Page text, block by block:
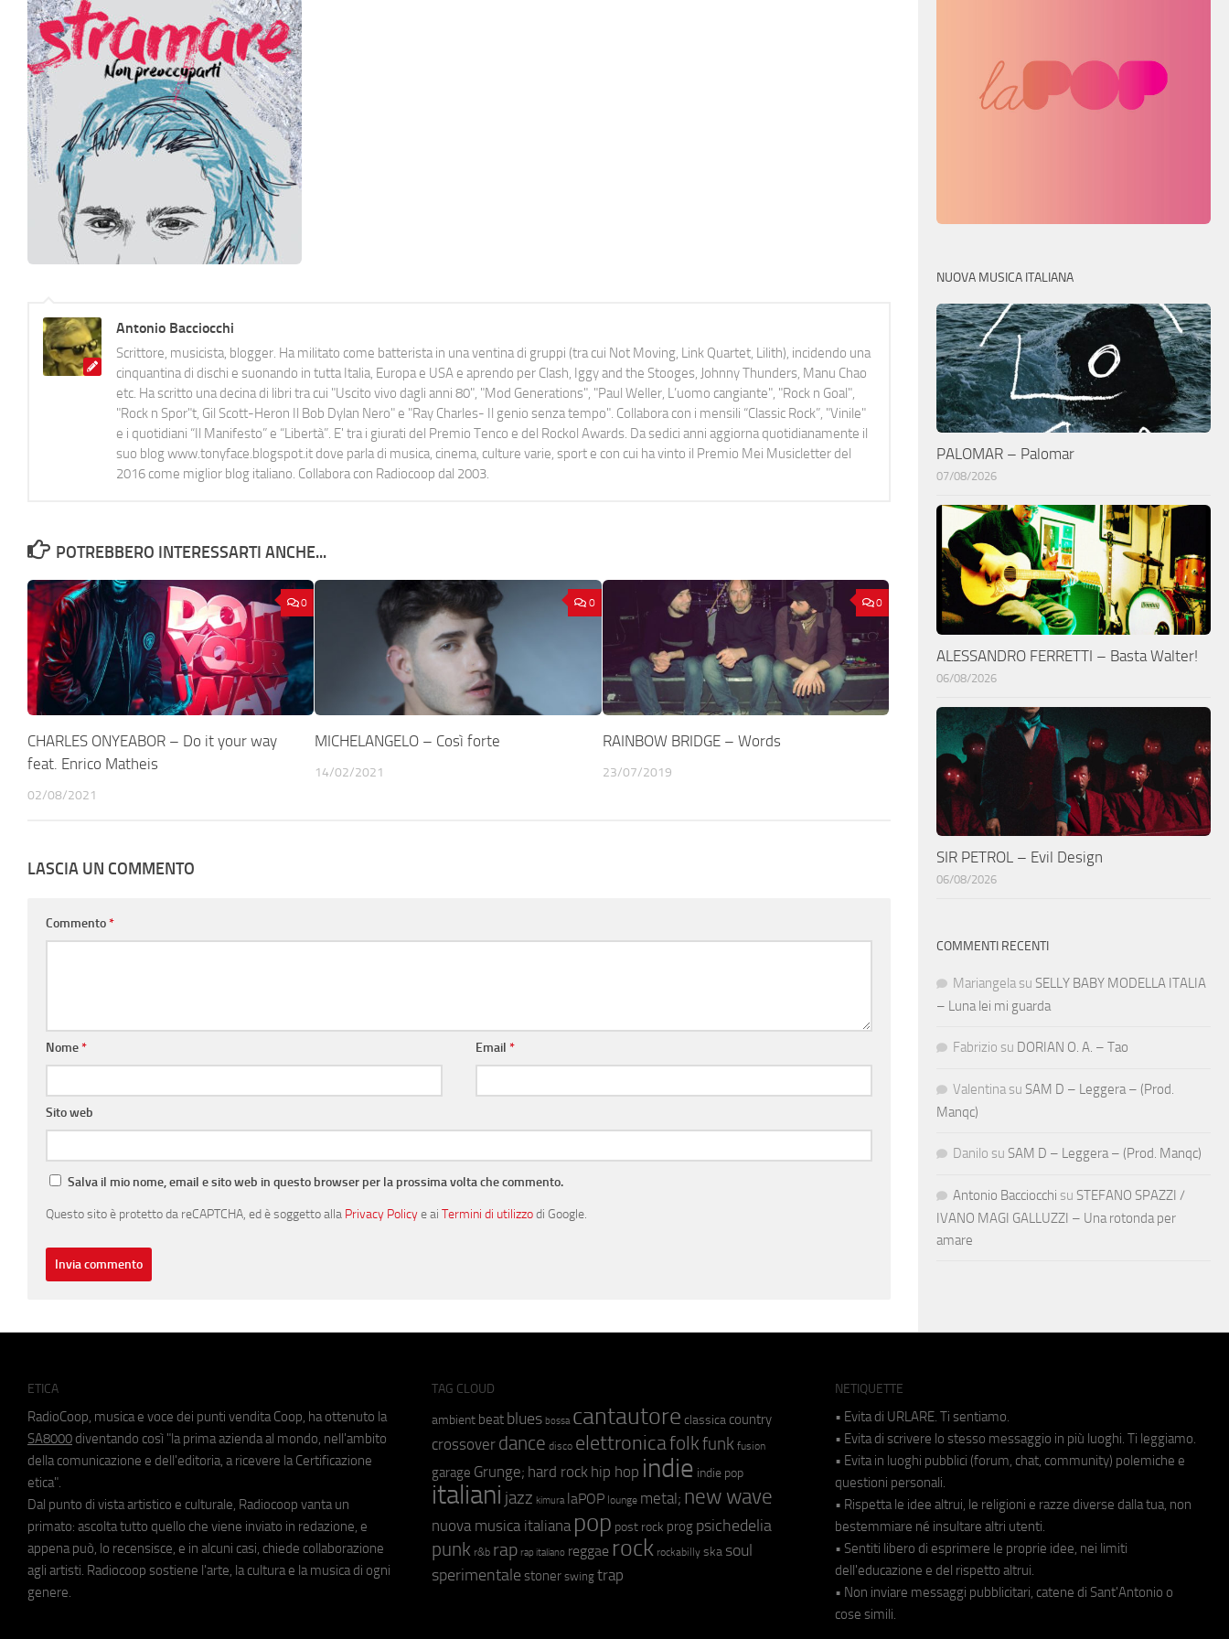
Antonio Bacciocchi
Scrittore, musicista, blogger. Ha militato come batterista in una ventina di gruppi (tra cui Not Moving, Link Quartet, Lilith), incidendo una
cinquantina di dischi e suonando in tutta Italia, Europa e USA e aprendo per Clash, Iggy and the Stooges, Johnny Thunders, Manu Chao
etc. Ha scritto una decina di libri tra cui "Uscito vivo dagli anni 80", "Mod Generations", "Paul Weller, L’uomo cangiante", "Rock n Goal",
"Rock n Spor"t, Gil Scott-Heron Il Bob Dylan Nero" e "Ray Charles- Il genio senza tempo". Collabora con i mensili “Classic Rock”, "Vinile"
e i quotidiani “Il Manifesto” e “Libertà”. E' tra i giurati del Premio Tenco e del Rockol Awards. Da sedici anni aggiorna quotidianamente il
suo blog www.tonyface.blogspot.it dove parla di musica, cinema, culture varie, sport e con cui ha vinto il Premio Mei Musicletter del
2016 come miglior blog italiano. Collabora con Radiocoop dal 2003.
POTREBBERO INTERESSARTI ANCHE...
0
CHARLES ONYEABOR – Do it your way
feat. Enrico Matheis
02/08/2021
0
MICHELANGELO – Così forte
14/02/2021
0
RAINBOW BRIDGE – Words
23/07/2019
LASCIA UN COMMENTO
Commento*
Nome* Email*
Sito web
Salva il mio nome, email e sito web in questo browser per la prossima volta che commento.
Questo sito è protetto da reCAPTCHA, ed è soggetto alla Privacy Policye ai Termini di utilizzodi Google.
NUOVA MUSICA ITALIANA
PALOMAR – Palomar
07/08/2026
ALESSANDRO FERRETTI – Basta Walter!
06/08/2026
SIR PETROL – Evil Design
06/08/2026
COMMENTI RECENTI
Mariangela su SELLY BABY MODELLA ITALIA
– Luna lei mi guarda
Fabrizio su DORIAN O. A. – Tao
Valentina su SAM D – Leggera – (Prod.
Manqc)
Danilo su SAM D – Leggera – (Prod. Manqc)
Antonio Bacciocchi su STEFANO SPAZZI /
IVANO MAGI GALLUZZI – Una rotonda per
amare
ETICA
RadioCoop, musica e voce dei punti vendita Coop, ha ottenuto la
SA8000 diventando così "la prima azienda al mondo, nell'ambito
della comunicazione e dell'editoria, a ricevere la Certificazione
etica".
Dal punto di vista artistico e culturale, Radiocoop vanta un
primato: ascolta tutto quello che viene inviato in redazione, e
appena può, lo recensisce, e in alcuni casi, chiede collaborazione
agli artisti. Radiocoop sostiene l'arte, la cultura e la musica di ogni
genere.
TAG CLOUD
ambient beat blues bossa cantautore classica country
crossover dance disco elettronicafolkfunk fusion
garage Grunge; hard rock hip hop indie indie pop
italiani jazz kimura laPOP lounge metal; new wave
nuova musica italiana pop post rock prog psichedelia
punk r&b rap rap italiano reggae rock rockabilly ska soul
sperimentale stoner swing trap
NETIQUETTE
• Evita di URLARE. Ti sentiamo.
• Evita di scrivere lo stesso messaggio in più luoghi. Ti leggiamo.
• Evita in luoghi pubblici (forum, chat, community) polemiche e
questioni personali.
• Rispetta le idee altrui, le religioni e razze diverse dalla tua, non
bestemmiare né insultare altri utenti.
• Sentiti libero di esprimere le proprie idee, nei limiti
dell'educazione e del rispetto altrui.
• Non inviare messaggi pubblicitari, catene di Sant'Antonio o
cose simili.